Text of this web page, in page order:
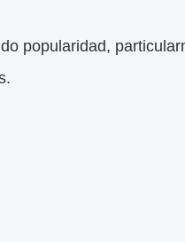
popularidad,